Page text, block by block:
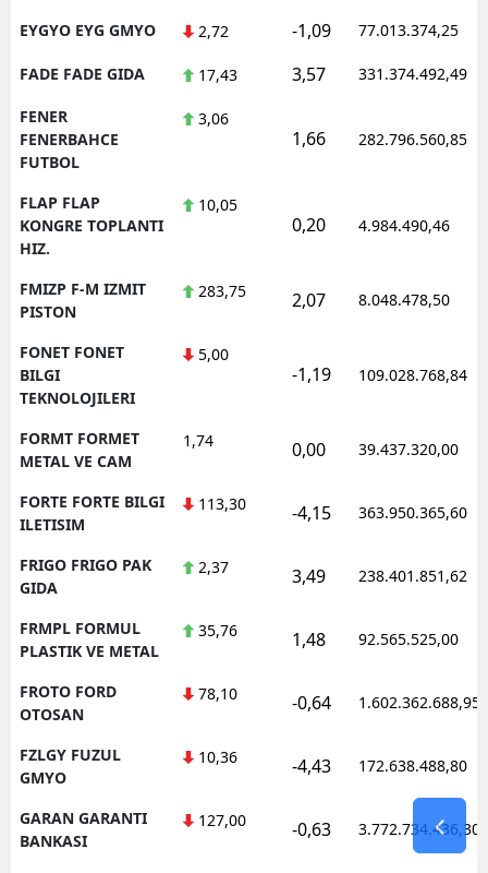
EYGYO EYG GMYO 2,72 -1,09 77.013.374,25
FADE FADE GIDA 17,43 3,57 331.374.492,49
FENER
FENERBAHCE
FUTBOL
3,06
1,66 282.796.560,85
FLAP FLAP
KONGRE TOPLANTI
HIZ.
10,05
0,20 4.984.490,46
FMIZP F-M IZMIT
PISTON
283,75 2,07 8.048.478,50
FONET FONET
BILGI
TEKNOLOJILERI
5,00
-1,19 109.028.768,84
FORMT FORMET
METAL VE CAM
1,74 0,00 39.437.320,00
FORTE FORTE BILGI
ILETISIM
113,30 -4,15 363.950.365,60
FRIGO FRIGO PAK
GIDA
2,37 3,49 238.401.851,62
FRMPL FORMUL
PLASTIK VE METAL
35,76 1,48 92.565.525,00
FROTO FORD
OTOSAN
78,10 -0,64 1.602.362.688,95
FZLGY FUZUL
GMYO
10,36 -4,43 172.638.488,80
GARAN GARANTI
BANKASI
127,00 -0,63 3.772.734.436,30